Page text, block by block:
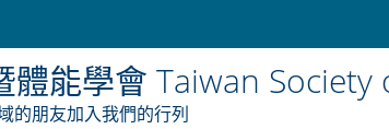
體能學會 Taiwan
的朋友加入我們的行列